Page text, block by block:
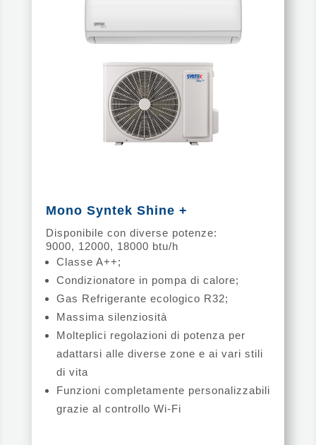
Mono Syntek Shine +
Disponibile con diverse potenze:
9000, 12000, 18000 btu/h
Classe A++;
Condizionatore in pompa di calore;
Gas Refrigerante ecologico R32;
Massima silenziosità
Molteplici regolazioni di potenza per
adattarsi alle diverse zone e ai vari stili
di vita
Funzioni completamente personalizzabili
grazie al controllo Wi-Fi